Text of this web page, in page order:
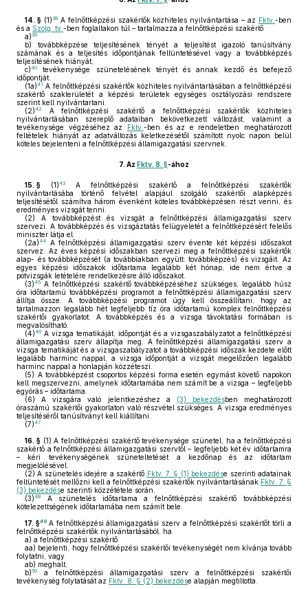
14. § (1)38A felnőttképzési szakértők közhiteles nyilvántartása – az Fktv.-ben
és a Szolg. tv. -ben foglaltakon túl – tartalmazza a felnőttképzési szakértő
a)39
b) továbbképzése teljesítésének tényét a teljesítést igazoló tanúsítvány
számának és a teljesítés időpontjának feltüntetésével vagy a továbbképzés
teljesítésének hiányát,
c)40
tevékenysége szünetelésének tényét és annak kezdő és befejező
időpontját.
(1a)41 A felnőttképzési szakértők közhiteles nyilvántartásában a felnőttképzési
szakértő szakterületét a képzési területek egységes osztályozási rendszere
szerint kell nyilvántartani.
(2)42
A felnőttképzési szakértő a felnőttképzési szakértők közhiteles
nyilvántartásában szereplő adataiban bekövetkezett változást, valamint a
tevékenysége végzéséhez az Fktv. -ben és az e rendeletben meghatározott
feltételek hiányát az adatváltozás keletkezésétől számított nyolc napon belül
köteles bejelenteni a felnőttképzési államigazgatási szervnek.
7. Az Fktv. 8. §-ához
15. § (1)43
A felnőttképzési szakértő a felnőttképzési szakértők
nyilvántartásába történő felvétel alapjául szolgáló szakértői alapképzés
teljesítésétől számítva három évenként köteles továbbképzésen részt venni, és
eredményes vizsgát tenni.
(2) A továbbképzést és vizsgát a felnőttképzési államigazgatási szerv
szervezi. A továbbképzés és vizsgáztatás felügyeletét a felnőttképzésért felelős
miniszter látja el.
(2a)44
A felnőttképzési államigazgatási szerv évente két képzési időszakot
szervez. Az éves képzési időszakban szervezi meg a felnőttképzési szakértők
alap- és továbbképzését (a továbbiakban együtt: továbbképzés) és vizsgáit. Az
egyes képzési időszakok időtartama legalább két hónap, ide nem értve a
pótvizsgák letételére rendelkezésre álló időszakot.
(3)45 A felnőttképzési szakértő továbbképzéséhez szükséges, legalább húsz
óra időtartamú továbbképzési programot a felnőttképzési államigazgatási szerv
állítja össze. A továbbképzési programot úgy kell összeállítani, hogy az
tartalmazzon legalább hét legfeljebb tíz óra időtartamú komplex felnőttképzési
szakértői gyakorlatot. A továbbképzés és a vizsga távoktatási formában is
megvalósítható.
(4)46 A vizsga tematikáját, időpontját és a vizsgaszabályzatot a felnőttképzési
államigazgatási szerv állapítja meg. A felnőttképzési államigazgatási szerv a
vizsga tematikáját és a vizsgaszabályzatot a továbbképzési időszak kezdete előtt
legalább harminc nappal, a vizsga időpontját a vizsgát megelőzően legalább
harminc nappal a honlapján közzéteszi.
(5) A továbbképzést csoportos képzési forma esetén egymást követő napokon
kell megszervezni, amelynek időtartamába nem számít be a vizsga – legfeljebb
egyórás – időtartama.
(6) A vizsgára való jelentkezéshez a (3) bekezdésben meghatározott
óraszámú szakértői gyakorlaton való részvétel szükséges. A vizsga eredményes
teljesítéséről tanúsítványt kell kiállítani.
(7)47
16. § (1) A felnőttképzési szakértő tevékenysége szünetel, ha a felnőttképzési
szakértő a felnőttképzési államigazgatási szervtől – legfeljebb két év időtartamra
– kéri tevékenységének szüneteltetését a kezdőnap és az időtartam
megjelölésével.
(2) A szünetelés idejére a szakértő Fktv. 7. § (1) bekezdése szerinti adatainak
feltüntetését mellőzni kell a felnőttképzési szakértők nyilvántartásának Fktv. 7. §
(3) bekezdése szerinti közzététele során.
(3)48
A szünetelés időtartama a felnőttképzési szakértő továbbképzési
kötelezettségének időtartamába nem számít bele.
17. §49 A felnőttképzési államigazgatási szerv a felnőttképzési szakértőt törli a
felnőttképzési szakértők nyilvántartásából, ha
a) a felnőttképzési szakértő
aa) bejelenti, hogy felnőttképzési szakértői tevékenységét nem kívánja tovább
folytatni, vagy
ab) meghalt,
b)50
a felnőttképzési államigazgatási szerv a felnőttképzési szakértői
tevékenység folytatását az Fktv. 8. § (2) bekezdése alapján megtiltotta.